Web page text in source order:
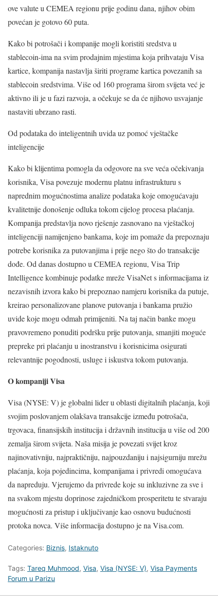
ove valute u CEMEA regionu prije godinu dana, njihov obim
povećan je gotovo 60 puta.
Kako bi potrošači i kompanije mogli koristiti sredstva u
stablecoin-ima na svim prodajnim mjestima koja prihvataju Visa
kartice, kompanija nastavlja širiti programe kartica povezanih sa
stablecoin sredstvima. Više od 160 programa širom svijeta već je
aktivno ili je u fazi razvoja, a očekuje se da će njihovo usvajanje
nastaviti ubrzano rasti.
Od podataka do inteligentnih uvida uz pomoć vještačke
inteligencije
Kako bi klijentima pomogla da odgovore na sve veća očekivanja
korisnika, Visa povezuje modernu platnu infrastrukturu s
naprednim mogućnostima analize podataka koje omogućavaju
kvalitetnije donošenje odluka tokom cijelog procesa plaćanja.
Kompanija predstavlja novo rješenje zasnovano na vještačkoj
inteligenciji namijenjeno bankama, koje im pomaže da prepoznaju
potrebe korisnika za putovanjima i prije nego što do transakcije
dođe. Od danas dostupno u CEMEA regionu, Visa Trip
Intelligence kombinuje podatke mreže VisaNet s informacijama iz
nezavisnih izvora kako bi prepoznao namjeru korisnika da putuje,
kreirao personalizovane planove putovanja i bankama pružio
uvide koje mogu odmah primijeniti. Na taj način banke mogu
pravovremeno ponuditi podršku prije putovanja, smanjiti moguće
prepreke pri plaćanju u inostranstvu i korisnicima osigurati
relevantnije pogodnosti, usluge i iskustva tokom putovanja.
O kompaniji Visa
Visa (NYSE: V) je globalni lider u oblasti digitalnih plaćanja, koji
svojim poslovanjem olakšava transakcije između potrošača,
trgovaca, finansijskih institucija i državnih institucija u više od 200
zemalja širom svijeta. Naša misija je povezati svijet kroz
najinovativniju, najpraktičniju, najpouzdaniju i najsigurniju mrežu
plaćanja, koja pojedincima, kompanijama i privredi omogućava
da napreduju. Vjerujemo da privrede koje su inkluzivne za sve i
na svakom mjestu doprinose zajedničkom prosperitetu te stvaraju
mogućnosti za pristup i uključivanje kao osnovu budućnosti
protoka novca. Više informacija dostupno je na Visa.com.
Categories: Biznis, Istaknuto
Tags: Tareq Muhmood, Visa, Visa (NYSE: V), Visa Payments
Forum u Parizu